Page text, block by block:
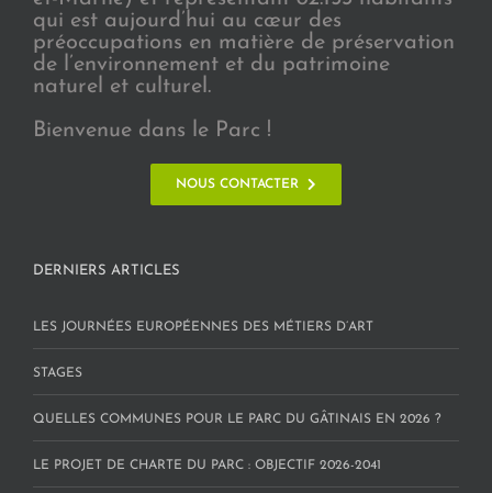
qui est aujourd’hui au cœur des
préoccupations en matière de préservation
de l’environnement et du patrimoine
naturel et culturel.
Bienvenue dans le Parc !
NOUS CONTACTER
DERNIERS ARTICLES
LES JOURNÉES EUROPÉENNES DES MÉTIERS D’ART
STAGES
QUELLES COMMUNES POUR LE PARC DU GÂTINAIS EN 2026 ?
LE PROJET DE CHARTE DU PARC : OBJECTIF 2026-2041